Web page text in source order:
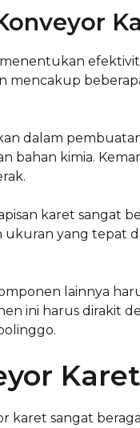
mencakup
dalam
bahan kimia.
karet sangat
ukuran yang tepat
lainnya
ini harus dirakit
karet sangat